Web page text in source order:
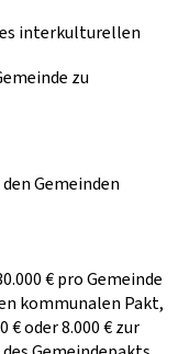
interkulturellen
zu
Gemeinden
€ pro Gemeinde
kommunalen Pakt,
€ oder 8.000 € zur